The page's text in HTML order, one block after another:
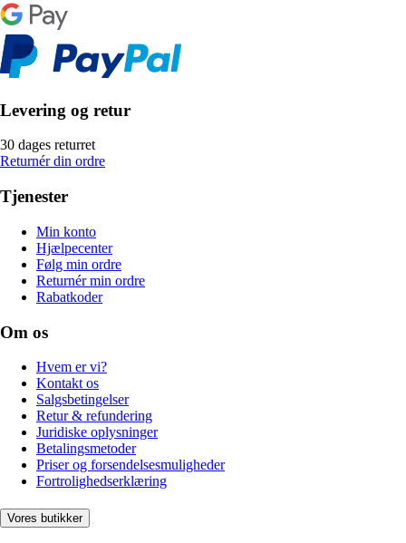
Levering og retur
30 dages returret
Returnér din ordre
Tjenester
Min konto
Hjælpecenter
Følg min ordre
Returnér min ordre
Rabatkoder
Om os
Hvem er vi?
Kontakt os
Salgsbetingelser
Retur & refundering
Juridiske oplysninger
Betalingsmetoder
Priser og forsendelsesmuligheder
Fortrolighedserklæring
Vores butikker